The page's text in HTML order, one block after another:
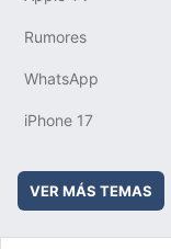
Rumores
WhatsApp
iPhone 17
VER MÁS TEMAS